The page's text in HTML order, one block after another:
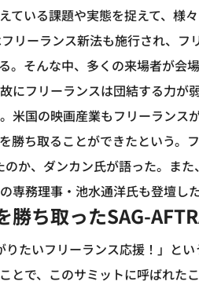
ている課題や実態を捉えて、様
リーランス新法も施行され、フ
そんな中、多くの来場者が会場
にフリーランスは団結する力が
米国の映画産業もフリーランス
勝ち取ることができたという。
か、ダンカン氏が語った。ま
務理事・池水通洋氏も登壇した
ち取ったSAG-
たいフリーランス応援！」とい
とで、このサミットに呼ばれた